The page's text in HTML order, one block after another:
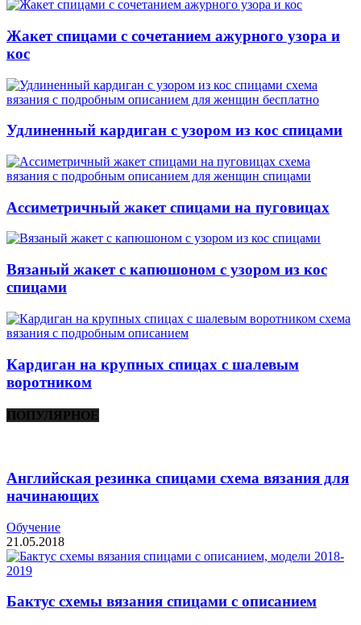
Жакет спицами с сочетанием ажурного узора и
кос
Удлиненный кардиган с узором из кос спицами
Ассиметричный жакет спицами на пуговицах
Вязаный жакет с капюшоном с узором из кос
спицами
Кардиган на крупных спицах с шалевым
воротником
ПОПУЛЯРНОЕ
Английская резинка спицами схема вязания для
начинающих
Обучение
21.05.2018
Бактус схемы вязания спицами с описанием